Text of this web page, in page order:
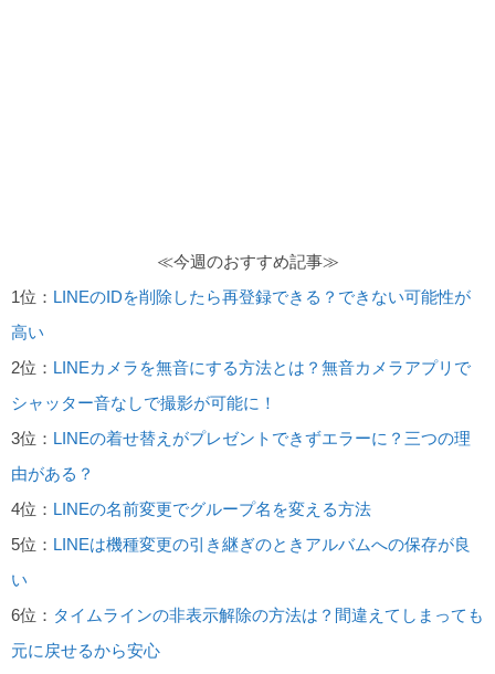
≪今週のおすすめ記事≫
1位： LINEのIDを削除したら再登録できる？できない可能性が
高い
2位： LINEカメラを無音にする方法とは？無音カメラアプリで
シャッター音なしで撮影が可能に！
3位： LINEの着せ替えがプレゼントできずエラーに？三つの理
由がある？
4位： LINEの名前変更でグループ名を変える方法
5位： LINEは機種変更の引き継ぎのときアルバムへの保存が良
い
6位： タイムラインの非表示解除の方法は？間違えてしまっても
元に戻せるから安心